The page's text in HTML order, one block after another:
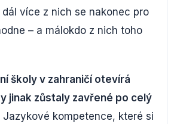
více z nich se nakonec pro
– a málokdo z nich toho
školy v zahraničí otevírá
jinak zůstaly zavřené po celý
Jazykové kompetence, které si